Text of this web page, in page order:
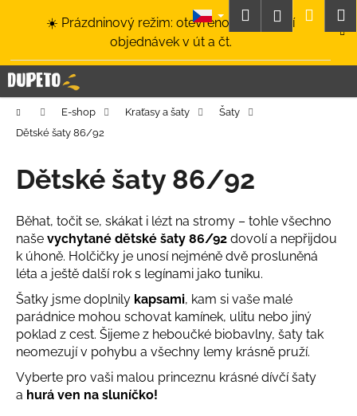
☀️ Prázdninový režim: otevřeno a odesílání
objednávek v út a čt.
HledatPřihlášení
Domů E-shop Kraťasy a šaty
Šaty
Dětské šaty 86/92
Dětské šaty 86/92
Běhat, točit se, skákat i lézt na stromy – tohle všechno
naše vychytané dětské šaty 86/92 dovolí a nepřijdou
k úhoně. Holčičky je unosí nejméně dvě prosluněná
léta a ještě další rok s legínami jako tuniku.
Šatky jsme doplnily kapsami, kam si vaše malé
parádnice mohou schovat kamínek, ulitu nebo jiný
poklad z cest. Šijeme z heboučké biobavlny, šaty tak
neomezují v pohybu a všechny lemy krásně pruží.
Vyberte pro vaši malou princeznu krásné dívčí šaty
a hurá ven na sluníčko!
í
k C
o
p
t
ř
e
b
u
j
e
t
e
n
a
j